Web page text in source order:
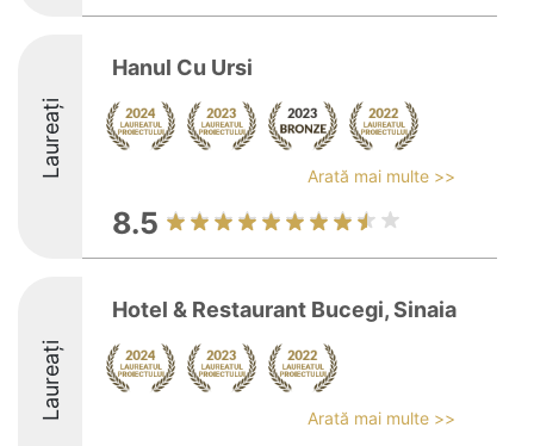
Laureați
Hanul Cu Ursi
Arată mai multe >>
8.5
Laureați
Hotel & Restaurant Bucegi, Sinaia
Arată mai multe >>